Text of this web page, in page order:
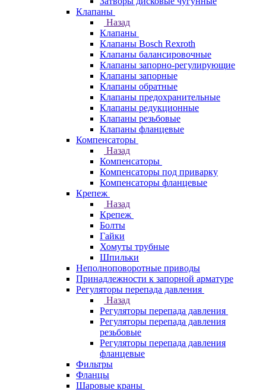
Клапаны
Назад
Клапаны
Клапаны Bosch Rexroth
Клапаны балансировочные
Клапаны запорно-регулирующие
Клапаны запорные
Клапаны обратные
Клапаны предохранительные
Клапаны редукционные
Клапаны резьбовые
Клапаны фланцевые
Компенсаторы
Назад
Компенсаторы
Компенсаторы под приварку
Компенсаторы фланцевые
Крепеж
Назад
Крепеж
Болты
Гайки
Хомуты трубные
Шпильки
Неполноповоротные приводы
Принадлежности к запорной арматуре
Регуляторы перепада давления
Назад
Регуляторы перепада давления
Регуляторы перепада давления
резьбовые
Регуляторы перепада давления
фланцевые
Фильтры
Фланцы
Шаровые краны